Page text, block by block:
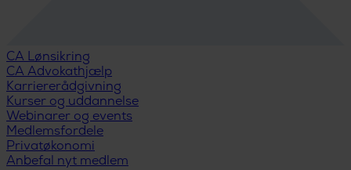
CA Lønsikring
CA Advokathjælp
Karriererådgivning
Kurser og uddannelse
Webinarer og events
Medlemsfordele
Privatøkonomi
Anbefal nyt medlem